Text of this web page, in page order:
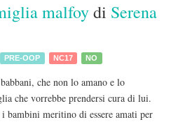
malfoydi Serena
PRE-OOP NC17 NO
che non lo amano e lo
che vorrebbe prendersi cura di lui.
bambini meritino di essere amati per